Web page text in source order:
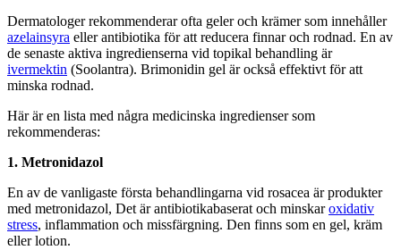
Dermatologer rekommenderar ofta geler och krämer som innehåller
azelainsyra eller antibiotika för att reducera finnar och rodnad. En av
de senaste aktiva ingredienserna vid topikal behandling är
ivermektin (Soolantra). Brimonidin gel är också effektivt för att
minska rodnad.
Här är en lista med några medicinska ingredienser som
rekommenderas:
1. Metronidazol
En av de vanligaste första behandlingarna vid rosacea är produkter
med metronidazol, Det är antibiotikabaserat och minskaroxidativ
stress, inflammation och missfärgning. Den finns som en gel, kräm
eller lotion.